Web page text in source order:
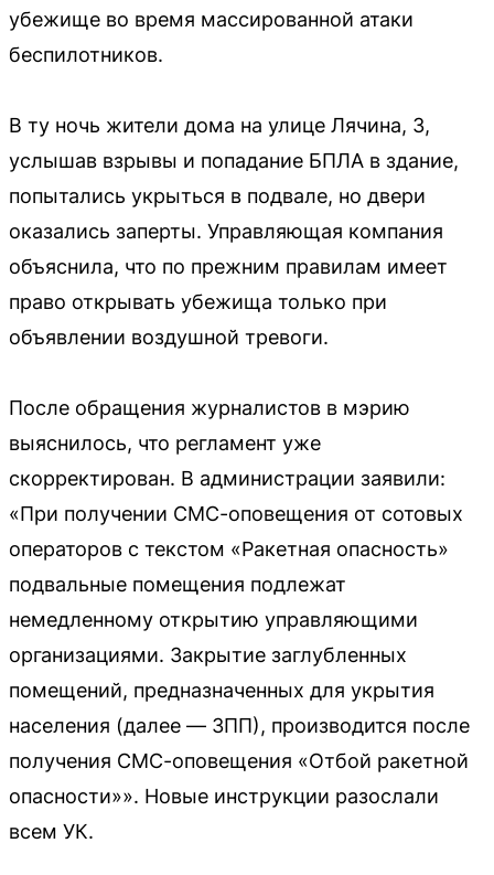
убежище во время массированной атаки
беспилотников.
В ту ночь жители дома на улице Лячина, 3,
услышав взрывы и попадание БПЛА в здание,
попытались укрыться в подвале, но двери
оказались заперты. Управляющая компания
объяснила, что по прежним правилам имеет
право открывать убежища только при
объявлении воздушной тревоги.
После обращения журналистов в мэрию
выяснилось, что регламент уже
скорректирован. В администрации заявили:
«При получении СМС-оповещения от сотовых
операторов с текстом «Ракетная опасность»
подвальные помещения подлежат
немедленному открытию управляющими
организациями. Закрытие заглубленных
помещений, предназначенных для укрытия
населения (далее — ЗПП), производится после
получения СМС-оповещения «Отбой ракетной
опасности»». Новые инструкции разослали
всем УК.